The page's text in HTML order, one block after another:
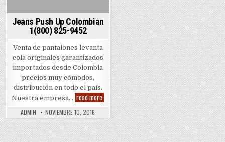
Jeans Push Up Colombian
1(800) 825-9452
Venta de pantalones levanta
cola originales garantizados
importados desde Colombia
precios muy cómodos,
distribución en todo el país.
Nuestra empresa… read more Jeans
Push
Colombian
1(800)
825-
9452
ADMIN NOVIEMBRE 10, 2016